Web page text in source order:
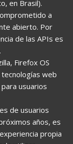
en Brasil).
a
abierto. Por
de las APIs es
Firefox OS
tecnologías web
usuarios
de usuarios
años, es
propia